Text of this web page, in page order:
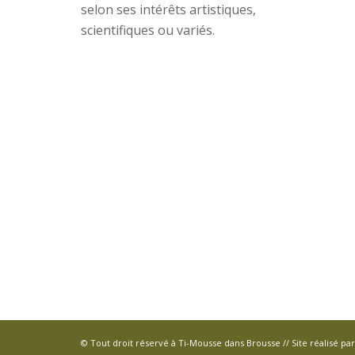
selon ses intérêts artistiques,
scientifiques ou variés.
© Tout droit réservé à Ti-Mousse dans Brousse // Site réalisé par